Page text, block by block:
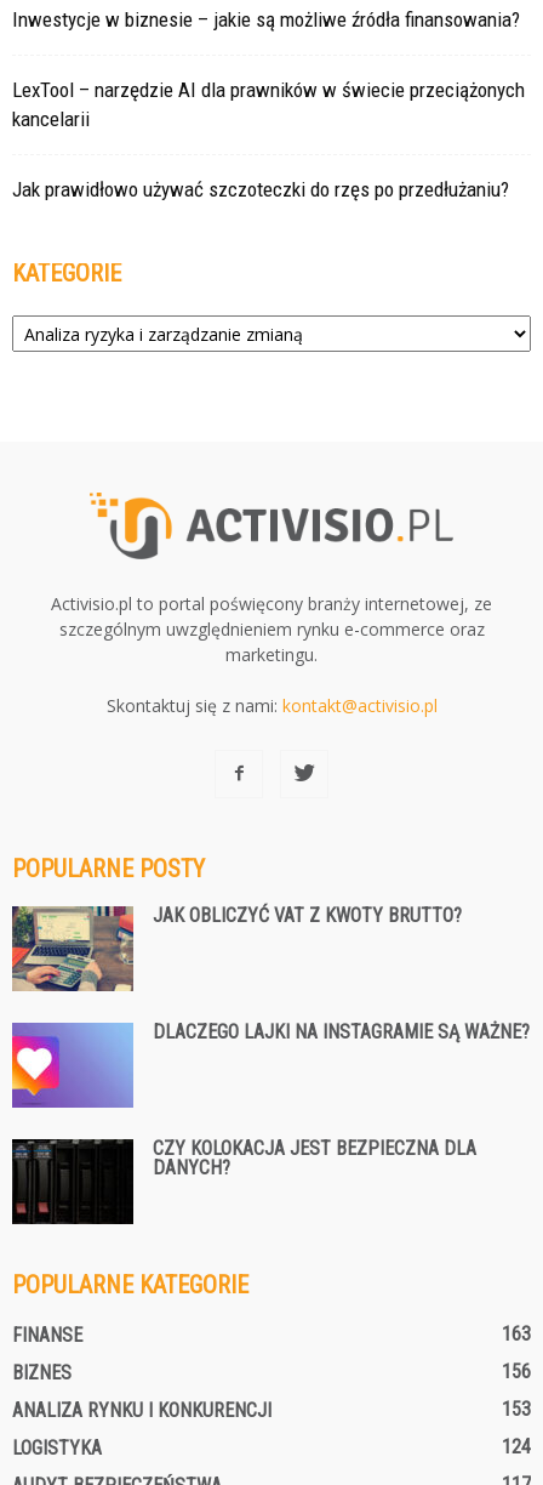
Inwestycje w biznesie – jakie są możliwe źródła finansowania?
LexTool – narzędzie AI dla prawników w świecie przeciążonych
kancelarii
Jak prawidłowo używać szczoteczki do rzęs po przedłużaniu?
KATEGORIE
Kategorie
Activisio.pl to portal poświęcony branży internetowej, ze
szczególnym uwzględnieniem rynku e-commerce oraz
marketingu.
Skontaktuj się z nami: kontakt@activisio.pl
POPULARNE POSTY
JAK OBLICZYĆ VAT Z KWOTY BRUTTO?
DLACZEGO LAJKI NA INSTAGRAMIE SĄ WAŻNE?
CZY KOLOKACJA JEST BEZPIECZNA DLA
DANYCH?
POPULARNE KATEGORIE
FINANSE
163
BIZNES
156
ANALIZA RYNKU I KONKURENCJI
153
LOGISTYKA
124